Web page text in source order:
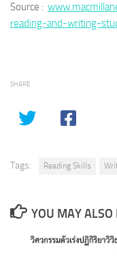
Source :
reading-and-writing-
SHARE
Tags: Reading Skills
YOU MAY ALSO